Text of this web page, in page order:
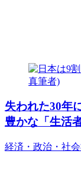
失われた30年
豊かな「生活
経済・政治・社会